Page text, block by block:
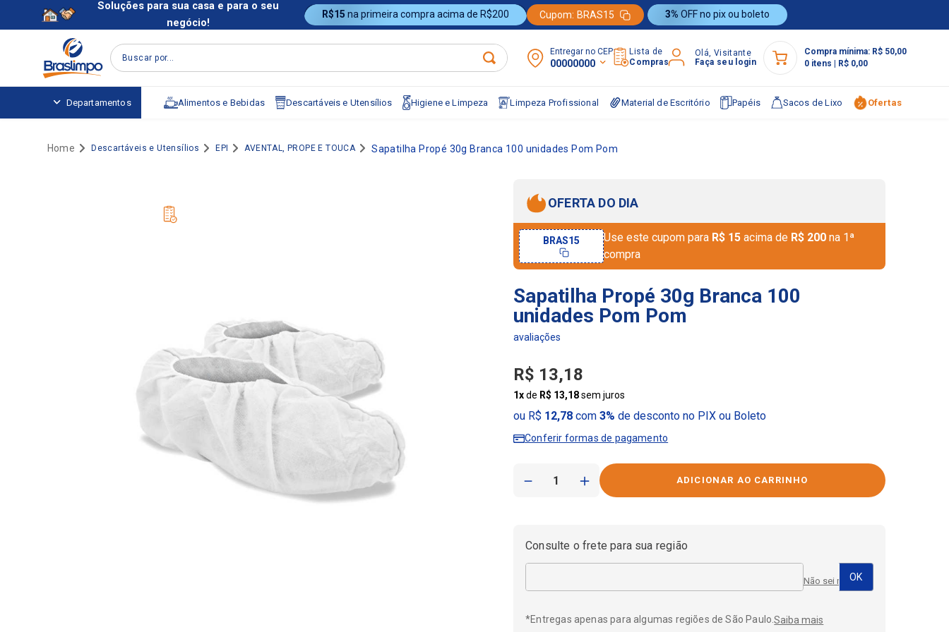
Soluções para sua casa e para o seu
negócio!
R$15 na primeira compra acima de R$200 Cupom: BRAS15 3% OFF no pix ou boleto
Buscar por... Entregar no CEP:
00000000
Lista de
Compras
Olá, Visitante
Faça seu login
Compra mínima: R$ 50,00
0 itens R$ 0,00
Departamentos Alimentos e Bebidas Descartáveis e Utensílios Higiene e Limpeza Limpeza Profissional Material de Escritório Papéis Sacos de Lixo Ofertas
Descartáveis e Utensílios EPI AVENTAL, PROPE E TOUCA Sapatilha Propé 30g Branca 100 unidades Pom Pom
OFERTA DO DIA
Use este cupom para R$ 15 acima de R$ 200 na 1ª
compra
BRAS15
Sapatilha Propé 30g Branca 100
unidades Pom Pom
R$ 13,18
1xde R$ 13,18sem juros
ou R$ 12,78 com3% de desconto no PIX ou Boleto
Conferir formas de pagamento
＋
－
Consulte o frete para sua região
Não sei meu CEP
*Entregas apenas para algumas regiões de São Paulo.Saiba mais